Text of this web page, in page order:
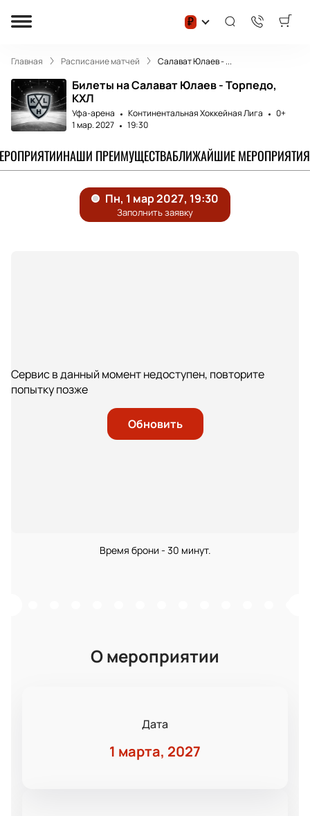
₽
Главная Расписание матчей Салават Юлаев - ...
Билеты на Салават Юлаев - Торпедо,
КХЛ
Уфа-арена Континентальная Хоккейная Лига
0+
1 мар. 2027
19:30
НАШИ ПРЕИМУЩЕСТВАБЛИЖАЙШИЕ МЕРОПРИЯТИЯ
Сервис в данный момент недоступен, повторите
попытку позже
Обновить
Время брони - 30 минут.
О мероприятии
Дата
1 марта, 2027